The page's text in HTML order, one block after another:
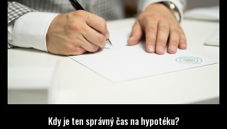
Kdy je ten správný čas na hypotéku?